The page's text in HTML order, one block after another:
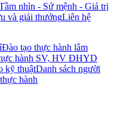
nhìn - Sứ mệnh - Giá trị
và giải thưởngLiên hệ
Đào tạo thực hành lâm
hành SV, HV ĐHYD
kỹ thuậtDanh sách người
hành